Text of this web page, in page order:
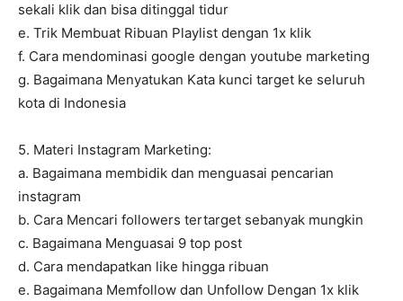
sekali klik dan bisa ditinggal tidur
e. Trik Membuat Ribuan Playlist dengan 1x klik
f. Cara mendominasi google dengan youtube marketing
g. Bagaimana Menyatukan Kata kunci target ke seluruh
kota di Indonesia
5. Materi Instagram Marketing:
a. Bagaimana membidik dan menguasai pencarian
instagram
b. Cara Mencari followers tertarget sebanyak mungkin
c. Bagaimana Menguasai 9 top post
d. Cara mendapatkan like hingga ribuan
e. Bagaimana Memfollow dan Unfollow Dengan 1x klik